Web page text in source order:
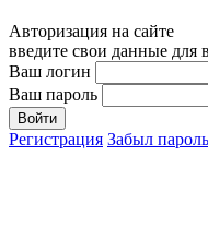
Авторизация на сайте
введите свои данные для
Ваш логин
Ваш пароль
Регистрация Забыл пароль